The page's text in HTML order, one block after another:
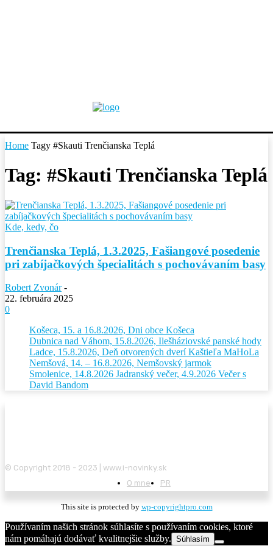
Home Tagy #Skauti Trenčianska Teplá
Tag: #Skauti Trenčianska Teplá
Kde, kedy, čo
Trenčianska Teplá, 1.3.2025, Fašiangové posedenie
pri zabíjačkových špecialitách s pochovávaním basy
Robert Zvonár -
22. februára 2025
0
Košeca, 15. a 16.8.2026, Dni obce Košeca
Dubnica nad Váhom, 15.8.2026, Ilešháziovské panské hody
Ladce, 15.8.2026, Deň otvorených dverí Kaštieľa MaHoLa
Nemšová, 14. – 16.8.2026, Nemšovský jarmok
Smolenice, 14.8.2026 Jadranský večer, 4.9.2026 Večer s
David Bandom
© Copyright 2018 - 2023 | www.i-novinky.sk
O mne
PR
This site is protected by wp-copyrightpro.com
Používaním našich stránok súhlasíte s používaním cookies, ktoré
nám pomáhajú dodávať kvalitnejšie služby. Súhlasím